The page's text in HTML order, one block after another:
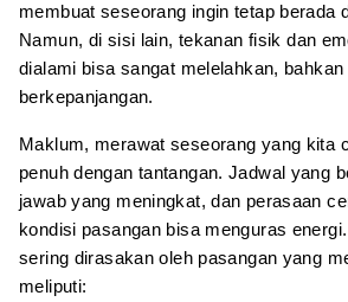
membuat seseorang ingin tetap berada
Namun, di sisi lain, tekanan fisik dan
dialami bisa sangat melelahkan,
berkepanjangan.
Maklum, merawat seseorang yang kita
penuh dengan tantangan. Jadwal yang
jawab yang meningkat, dan perasaan
kondisi pasangan bisa menguras
sering dirasakan oleh pasangan yang
meliputi: